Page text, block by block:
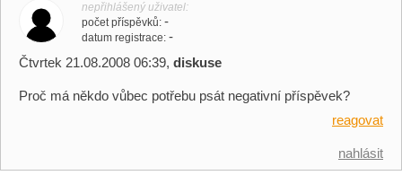
nepřihlášený uživatel
počet příspěvků -
datum registrace -
Čtvrtek 21.08.2008 06:39, diskuse
Proč má někdo vůbec potřebu psát negativní příspěvek?
reagovat
nahlásit